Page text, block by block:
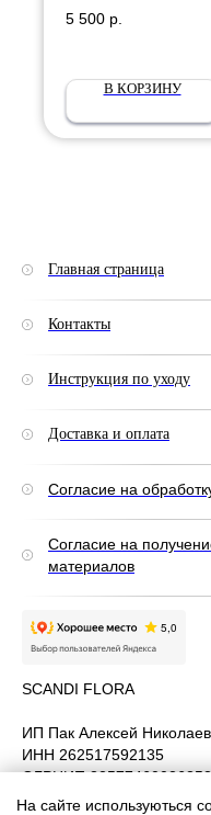
На сайте используються
кустовыми
Бомбастик
5 500 р.
В КОРЗИНУ
Главная страница
Контакты
Инструкция по уходу
Доставка и оплата
Согласие на
Согласие на
материалов
SCANDI FLORA
ИП Пак Алексей
ИНН 262517592135
ОГРНИП
Сайт не является